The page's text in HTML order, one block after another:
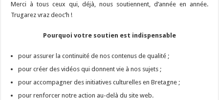
Merci à tous ceux qui, déjà, nous soutiennent, d’année en année.
Trugarez vraz deoc’h !
Pourquoi votre soutien est indispensable
pour assurer la continuité de nos contenus de qualité ;
pour créer des vidéos qui donnent vie à nos sujets ;
pour accompagner des initiatives culturelles en Bretagne ;
pour renforcer notre action au-delà du site web.